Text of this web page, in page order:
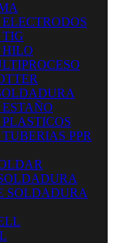
TIG
HILO
PPR
SOLDADURA